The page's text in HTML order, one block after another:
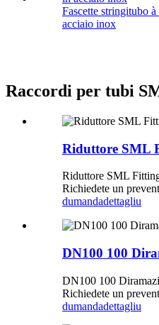
Fascette stringitubo
acciaio inox
Raccordi per tubi
Riduttore SML
Riduttore SML
Richiedete un
dumandadettagliu
DN100 100
DN100 100
Richiedete un
dumandadettagliu